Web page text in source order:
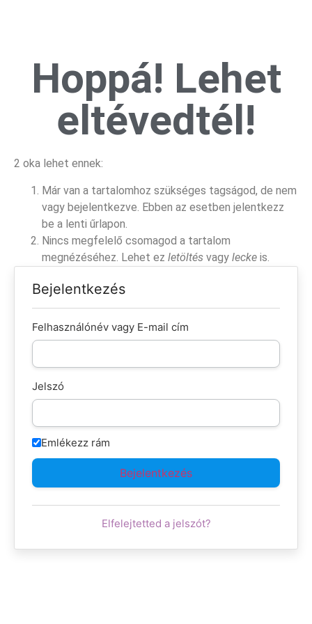
Hoppá! Lehet
eltévedtél!
2 oka lehet ennek:
Már van a tartalomhoz szükséges tagságod, de nem
vagy bejelentkezve. Ebben az esetben jelentkezz
be a lenti űrlapon.
Nincs megfelelő csomagod a tartalom
megnézéséhez. Lehet ez letöltés vagy lecke is.
Bejelentkezés
Felhasználónév vagy E-mail cím
Jelszó
Emlékezz rám
Elfelejtetted a jelszót?